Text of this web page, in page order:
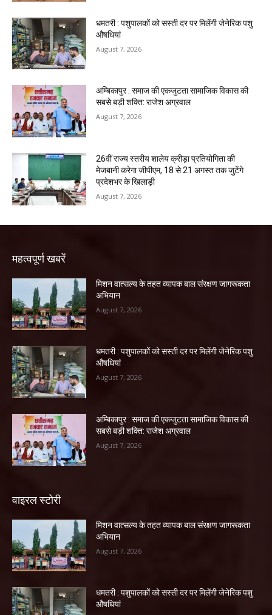
धमतरी : पशुपालकों को सस्ती दर पर मिलेंगी जेनेरिक पशु
औषधियां
August 7, 2026
अम्बिकापुर : समाज की एकजुटता सामाजिक विकास की
सबसे बड़ी शक्ति: राजेश अग्रवाल
August 7, 2026
26वीं राज्य स्तरीय शालेय क्रीड़ा प्रतियोगिता की
मेजबानी करेगा जीपीएम, 18 से 21 अगस्त तक जुटेंगे
प्रदेशभर के खिलाड़ी
August 7, 2026
महत्वपूर्ण खबरें
मिशन वात्सल्य के तहत व्यापक बाल संरक्षण जागरूकता
अभियान
August 7, 2026
धमतरी : पशुपालकों को सस्ती दर पर मिलेंगी जेनेरिक पशु
औषधियां
August 7, 2026
अम्बिकापुर : समाज की एकजुटता सामाजिक विकास की
सबसे बड़ी शक्ति: राजेश अग्रवाल
August 7, 2026
वाइरल स्टोरी
मिशन वात्सल्य के तहत व्यापक बाल संरक्षण जागरूकता
अभियान
August 7, 2026
धमतरी : पशुपालकों को सस्ती दर पर मिलेंगी जेनेरिक पशु
औषधियां